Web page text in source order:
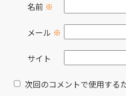
名前 ※
メール ※
サイト
次回のコメントで使用する